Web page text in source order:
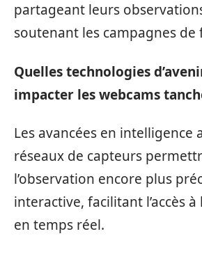
partageant leurs
soutenant les campagnes de
Quelles technologies
impacter les webcams
Les avancées en intelligence
réseaux de capteurs
l’observation encore plus
interactive, facilitant l’accès
en temps réel.